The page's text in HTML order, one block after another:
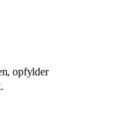
opfylder